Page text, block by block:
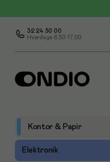
32 24 30 00
Hverdage 8.30-17.00
Kontor & Papir
Elektronik